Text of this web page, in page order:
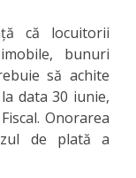
că locuitorii
bunuri
să achite
data 30 iunie,
Onorarea
de plată a